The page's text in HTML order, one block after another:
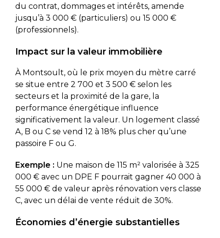
du contrat, dommages et intérêts, amende
jusqu’à 3 000 € (particuliers) ou 15 000 €
(professionnels).
Impact sur la valeur immobilière
À Montsoult, où le prix moyen du mètre carré
se situe entre 2 700 et 3 500 € selon les
secteurs et la proximité de la gare, la
performance énergétique influence
significativement la valeur. Un logement classé
A, B ou C se vend 12 à 18% plus cher qu’une
passoire F ou G.
Exemple : Une maison de 115 m² valorisée à 325
000 € avec un DPE F pourrait gagner 40 000 à
55 000 € de valeur après rénovation vers classe
C, avec un délai de vente réduit de 30%.
Économies d’énergie substantielles